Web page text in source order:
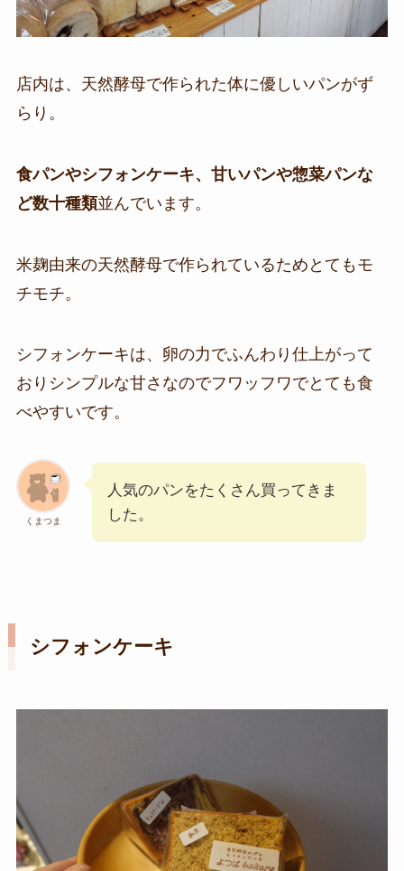
店内は、天然酵母で作られた体に優しいパンがず
らり。
食パンやシフォンケーキ、甘いパンや惣菜パンな
ど数十種類並んでいます。
米麹由来の天然酵母で作られているためとてもモ
チモチ。
シフォンケーキは、卵の力でふんわり仕上がって
おりシンプルな甘さなのでフワッフワでとても食
べやすいです。
くまつま
人気のパンをたくさん買ってきま
した。
シフォンケーキ